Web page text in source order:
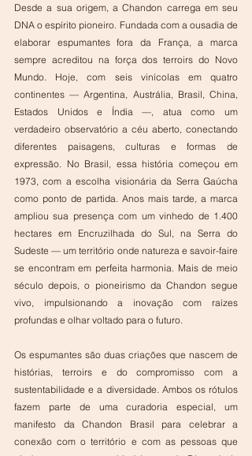
Desde a sua origem, a Chandon carrega em seu
DNA o espírito pioneiro. Fundada com a ousadia de
elaborar espumantes fora da França, a marca
sempre acreditou na força dos terroirs do Novo
Mundo. Hoje, com seis vinícolas em quatro
continentes — Argentina, Austrália, Brasil, China,
Estados Unidos e Índia —, atua como um
verdadeiro observatório a céu aberto, conectando
diferentes paisagens, culturas e formas de
expressão. No Brasil, essa história começou em
1973, com a escolha visionária da Serra Gaúcha
como ponto de partida. Anos mais tarde, a marca
ampliou sua presença com um vinhedo de 1.400
hectares em Encruzilhada do Sul, na Serra do
Sudeste — um território onde natureza e savoir-faire
se encontram em perfeita harmonia. Mais de meio
século depois, o pioneirismo da Chandon segue
vivo, impulsionando a inovação com raízes
profundas e olhar voltado para o futuro.
Os espumantes são duas criações que nascem de
histórias, terroirs e do compromisso com a
sustentabilidade e a diversidade. Ambos os rótulos
fazem parte de uma curadoria especial, um
manifesto da Chandon Brasil para celebrar a
conexão com o território e com as pessoas que